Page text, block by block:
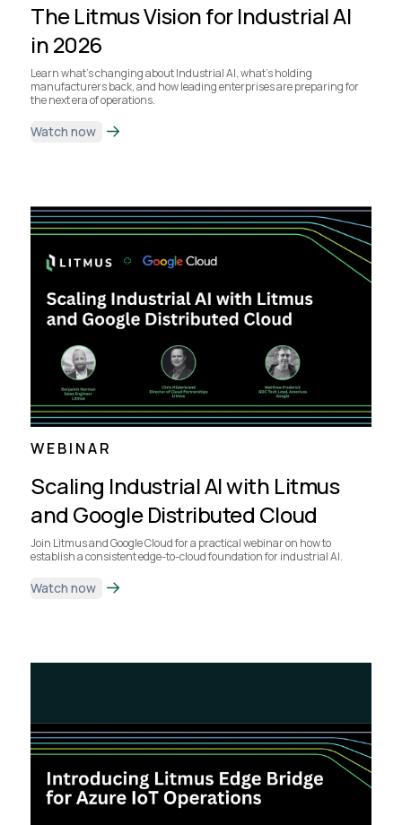
The Litmus Vision for Industrial AI
in 2026
Learn what's changing about Industrial AI, what's holding
manufacturers back, and how leading enterprises are preparing for
the next era of operations.
Watch now
WEBINAR
Scaling Industrial AI with Litmus
and Google Distributed Cloud
Join Litmus and Google Cloud for a practical webinar on how to
establish a consistent edge-to-cloud foundation for industrial AI.
Watch now